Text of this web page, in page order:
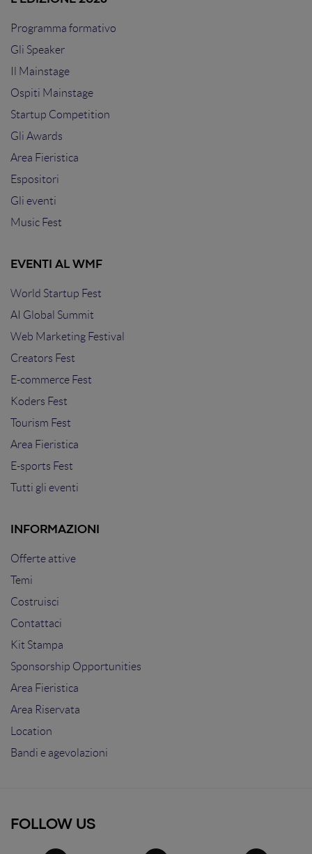
Programma formativo
Gli Speaker
Il Mainstage
Ospiti Mainstage
Startup Competition
Gli Awards
Area Fieristica
Espositori
Gli eventi
Music Fest
EVENTI AL WMF
World Startup Fest
AI Global Summit
Web Marketing Festival
Creators Fest
E-commerce Fest
Koders Fest
Tourism Fest
Area Fieristica
E-sports Fest
Tutti gli eventi
INFORMAZIONI
Offerte attive
Temi
Costruisci
Contattaci
Kit Stampa
Sponsorship Opportunities
Area Fieristica
Area Riservata
Location
Bandi e agevolazioni
FOLLOW US